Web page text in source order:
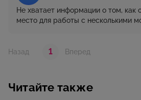
Не хватает информации о том, как
место для работы с несколькими
Назад 1 Вперед
Читайте также